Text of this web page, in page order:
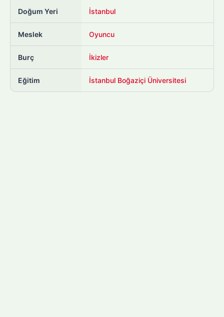
Doğum Yeri İstanbul
Meslek Oyuncu
Burç İkizler
Eğitim İstanbul Boğaziçi Üniversitesi